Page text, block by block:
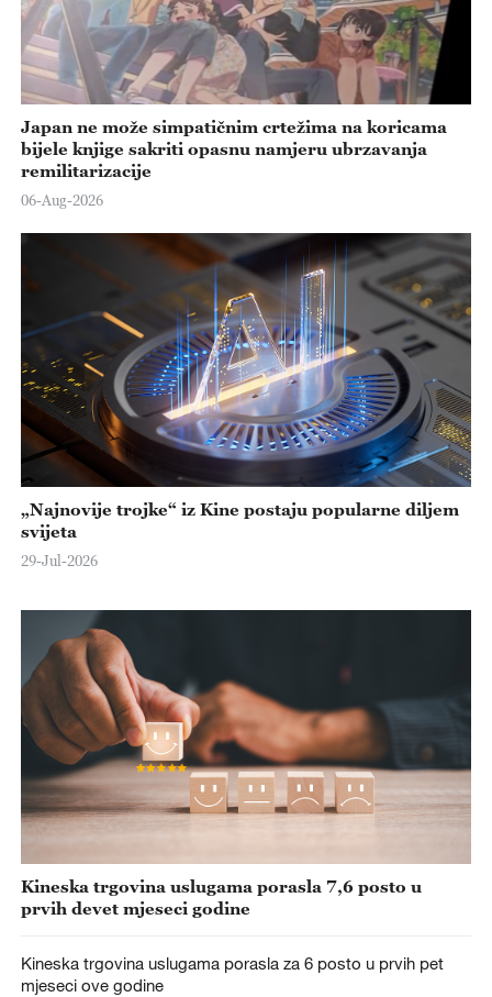
Japan ne može simpatičnim crtežima na koricama
bijele knjige sakriti opasnu namjeru ubrzavanja
remilitarizacije
06-Aug-2026
„Najnovije trojke“ iz Kine postaju popularne diljem
svijeta
29-Jul-2026
Kineska trgovina uslugama porasla 7,6 posto u
prvih devet mjeseci godine
Kineska trgovina uslugama porasla za 6 posto u prvih pet
mjeseci ove godine